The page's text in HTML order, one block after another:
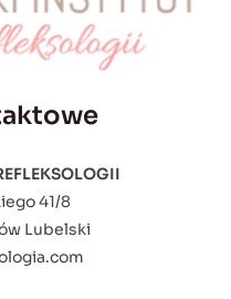
41/8
Lubelski